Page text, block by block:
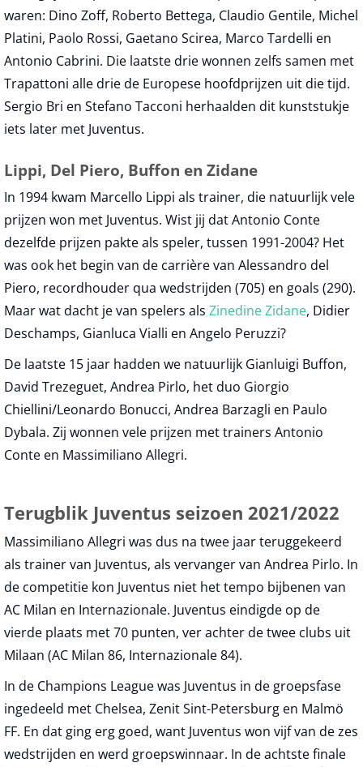
waren: Dino Zoff, Roberto Bettega, Claudio Gentile, Michel
Platini, Paolo Rossi, Gaetano Scirea, Marco Tardelli en
Antonio Cabrini. Die laatste drie wonnen zelfs samen met
Trapattoni alle drie de Europese hoofdprijzen uit die tijd.
Sergio Bri en Stefano Tacconi herhaalden dit kunststukje
iets later met Juventus.
Lippi, Del Piero, Buffon en Zidane
In 1994 kwam Marcello Lippi als trainer, die natuurlijk vele
prijzen won met Juventus. Wist jij dat Antonio Conte
dezelfde prijzen pakte als speler, tussen 1991-2004? Het
was ook het begin van de carrière van Alessandro del
Piero, recordhouder qua wedstrijden (705) en goals (290).
Maar wat dacht je van spelers als Zinedine Zidane, Didier
Deschamps, Gianluca Vialli en Angelo Peruzzi?
De laatste 15 jaar hadden we natuurlijk Gianluigi Buffon,
David Trezeguet, Andrea Pirlo, het duo Giorgio
Chiellini/Leonardo Bonucci, Andrea Barzagli en Paulo
Dybala. Zij wonnen vele prijzen met trainers Antonio
Conte en Massimiliano Allegri.
Terugblik Juventus seizoen 2021/2022
Massimiliano Allegri was dus na twee jaar teruggekeerd
als trainer van Juventus, als vervanger van Andrea Pirlo. In
de competitie kon Juventus niet het tempo bijbenen van
AC Milan en Internazionale. Juventus eindigde op de
vierde plaats met 70 punten, ver achter de twee clubs uit
Milaan (AC Milan 86, Internazionale 84).
In de Champions League was Juventus in de groepsfase
ingedeeld met Chelsea, Zenit Sint-Petersburg en Malmö
FF. En dat ging erg goed, want Juventus won vijf van de zes
wedstrijden en werd groepswinnaar. In de achtste finale